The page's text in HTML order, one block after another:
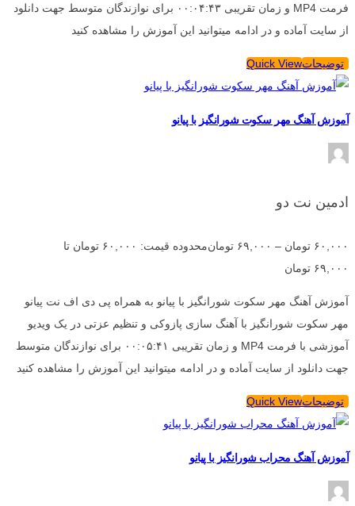
فرمت MP4 و زمان تقریبی ۰۰:۰۴:۴۳ برای نوازندگان متوسط جهت دانلود
از سایت آماده و در ادامه میتوانید این آموزش را مشاهده کنید
توضیحاتQuick View
آموزش آهنگ مهر سکوت شورانگیز با پیانو
ادمین نت دو
۶۰,۰۰۰ تومان – ۶۹,۰۰۰ تومان
محدوده قیمت: ۶۰,۰۰۰ تومان تا
۶۹,۰۰۰ تومان
آموزش آهنگ مهر سکوت شورانگیز با پیانو به همراه پی دی اف نت پیانو
مهر سکوت شورانگیز با آهنگ سازی پازوکی و تنظیم عزتی در یک ویدیو
آموزشی با فرمت MP4 و زمان تقریبی ۰۰:۰۵:۴۱ برای نوازندگان متوسط
جهت دانلود از سایت آماده و در ادامه میتوانید این آموزش را مشاهده کنید
توضیحاتQuick View
آموزش آهنگ محراب شورانگیز با پیانو